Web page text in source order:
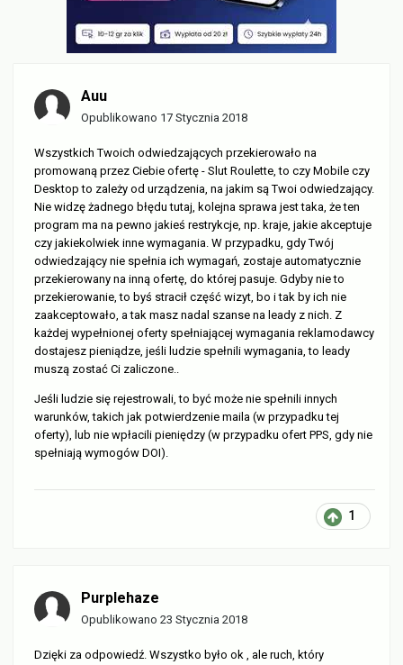
Auu
Opublikowano 17 Stycznia 2018
Wszystkich Twoich odwiedzających przekierowało na
promowaną przez Ciebie ofertę - Slut Roulette, to czy Mobile czy
Desktop to zależy od urządzenia, na jakim są Twoi odwiedzający.
Nie widzę żadnego błędu tutaj, kolejna sprawa jest taka, że ten
program ma na pewno jakieś restrykcje, np. kraje, jakie akceptuje
czy jakiekolwiek inne wymagania. W przypadku, gdy Twój
odwiedzający nie spełnia ich wymagań, zostaje automatycznie
przekierowany na inną ofertę, do której pasuje. Gdyby nie to
przekierowanie, to byś stracił część wizyt, bo i tak by ich nie
zaakceptowało, a tak masz nadal szanse na leady z nich. Z
każdej wypełnionej oferty spełniającej wymagania reklamodawcy
dostajesz pieniądze, jeśli ludzie spełnili wymagania, to leady
muszą zostać Ci zaliczone..
Jeśli ludzie się rejestrowali, to być może nie spełnili innych
warunków, takich jak potwierdzenie maila (w przypadku tej
oferty), lub nie wpłacili pieniędzy (w przypadku ofert PPS, gdy nie
spełniają wymogów DOI).
1
Purplehaze
Opublikowano 23 Stycznia 2018
Dzięki za odpowiedź. Wszystko było ok , ale ruch, który